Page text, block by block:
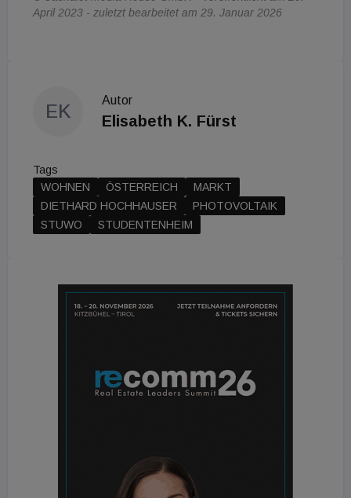
April 2023 - zuletzt bearbeitet am 29. Januar 2026
EK
Autor
Elisabeth K. Fürst
Tags
WOHNEN
ÖSTERREICH
MARKT
DIETHARD HOCHHAUSER
PHOTOVOLTAIK
STUWO
STUDENTENHEIM